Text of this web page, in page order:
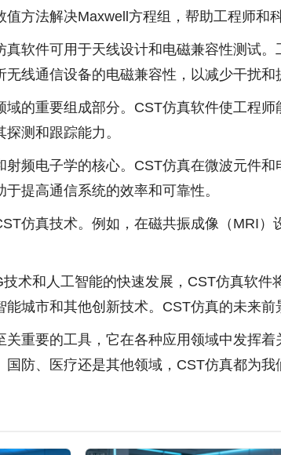
方法解决Maxwell方程组，帮助工程师和
软件可用于天线设计和电磁兼容性测试
线通信设备的电磁兼容性，以减少干扰和
域的重要组成部分。CST仿真软件使工程
测和跟踪能力。
频电子学的核心。CST仿真在微波元件
提高通信系统的效率和可靠性。
仿真技术。例如，在磁共振成像（MRI
术和人工智能的快速发展，CST仿真软
城市和其他创新技术。CST仿真的未来前
关重要的工具，它在各种应用领域中发挥
防、医疗还是其他领域，CST仿真都为我